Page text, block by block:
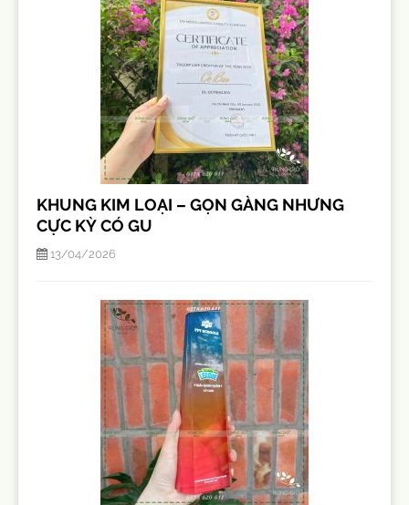
KHUNG KIM LOẠI – GỌN GÀNG NHƯNG
CỰC KỲ CÓ GU
13/04/2026